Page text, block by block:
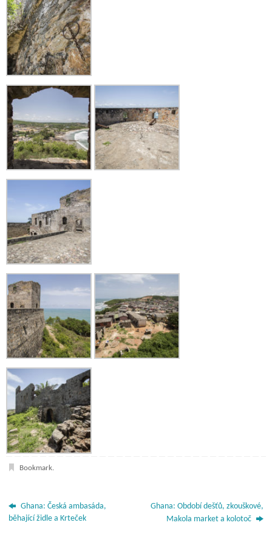
Bookmark.
Ghana: Česká ambasáda,
běhající židle a Krteček
Ghana: Období dešťů, zkouškové,
Makola market a kolotoč